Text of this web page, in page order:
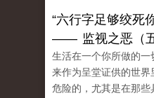
“六行字足够绞死
—— 监视之恶（
生活在一个你所做的
来作为呈堂证供的世界
危险的，尤其是在那